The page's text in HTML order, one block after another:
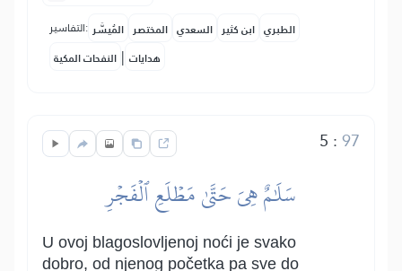
التفاسير: المُيسَّر المختصر السعدي ابن كثير الطبري
النفحات المكية | هدايات
5 :97
سَلَٰمٌ هِيَ حَتَّىٰ مَطۡلَعِ ٱلۡفَجۡرِ
U ovoj blagoslovljenoj noći je svako
dobro, od njenog početka pa sve do